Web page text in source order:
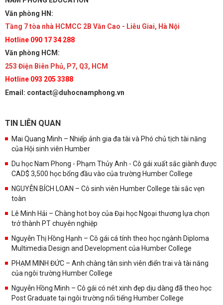
Văn phòng HN:
Tầng 7 tòa nhà HCMCC 2B Văn Cao - Liễu Giai, Hà Nội
Hotline 090 17 34 288
Văn phòng HCM:
253 Điện Biên Phủ, P7, Q3, HCM
Hotline 093 205 3388
Email: contact@duhocnamphong.vn
TIN LIÊN QUAN
Mai Quang Minh – Nhiếp ảnh gia đa tài và Phó chủ tịch tài năng
của Hội sinh viên Humber
Du học Nam Phong - Phạm Thủy Anh - Cô gái xuất sắc giành được
CAD$ 3,500 học bổng đầu vào của trường Humber College
NGUYỄN BÍCH LOAN – Cô sinh viên Humber College tài sắc vẹn
toàn
Lê Minh Hải – Chàng hot boy của Đại học Ngoại thương lựa chọn
trở thành PT chuyên nghiệp
Nguyễn Thị Hồng Hạnh – Cô gái cá tính theo học ngành Diploma
Multimedia Design and Development của Humber College
PHẠM MINH ĐỨC – Anh chàng tân sinh viên điển trai và tài năng
của ngôi trường Humber College
Nguyễn Hồng Minh – Cô gái có nét xinh đẹp dịu dàng đã theo học
Post Graduate tại ngôi trường nổi tiếng Humber College